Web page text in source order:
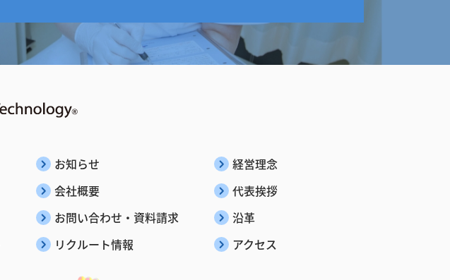
お知らせ
会社概要
お問い合わせ・資料請求
リクルート情報
経営理念
代表挨拶
沿革
アクセス